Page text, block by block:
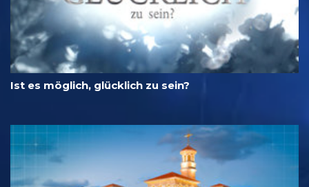
Ist es möglich, glücklich zu sein?